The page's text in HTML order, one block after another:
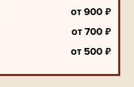
от 900 ₽
от 700 ₽
от 500 ₽